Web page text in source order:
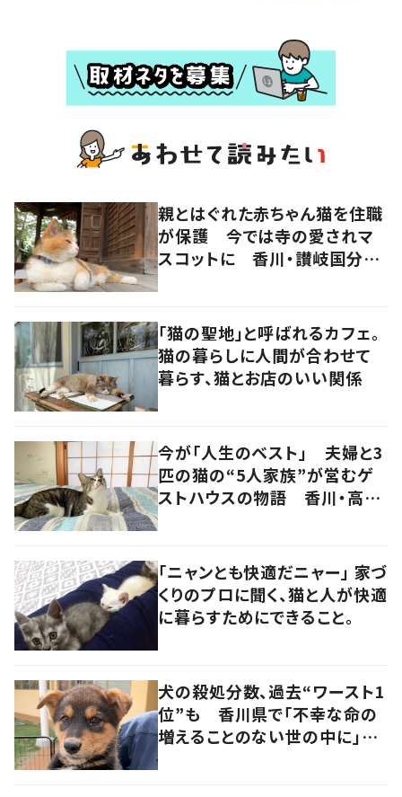
親とはぐれた赤ちゃん猫を住職
が保護 今では寺の愛されマ
スコットに 香川・讃岐国分寺
「猫の聖地」と呼ばれるカフェ。
猫の暮らしに人間が合わせて
暮らす、猫とお店のいい関係
今が「人生のベスト」 夫婦と3
匹の猫の“5人家族”が営むゲ
ストハウスの物語 香川・高松
「ニャンとも快適だニャー」 家づ
くりのプロに聞く、猫と人が快適
に暮らすためにできること。
犬の殺処分数、過去“ワースト1
位”も 香川県で「不幸な命の
増えることのない世の中に」と